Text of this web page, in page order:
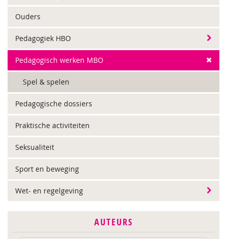
Ouders
Pedagogiek HBO
Pedagogisch werken MBO
Spel & spelen
Pedagogische dossiers
Praktische activiteiten
Seksualiteit
Sport en beweging
Wet- en regelgeving
AUTEURS